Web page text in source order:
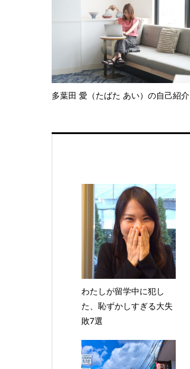
多葉田 愛（たばた あい）の自己紹介
わたしが留学中に犯し
た、恥ずかしすぎる大失
敗7選